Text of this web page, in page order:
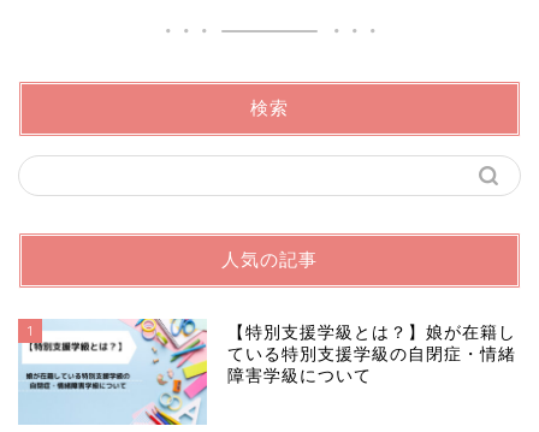
検索
人気の記事
1
【特別支援学級とは？】娘が在籍し
ている特別支援学級の自閉症・情緒
障害学級について